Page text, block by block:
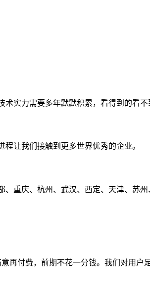
实力需要多年默默积累，看得到的看不
让我们接触到更多世界优秀的企业。
、重庆、杭州、武汉、西定、天津、苏
再付费，前期不花一分钱。我们对用户